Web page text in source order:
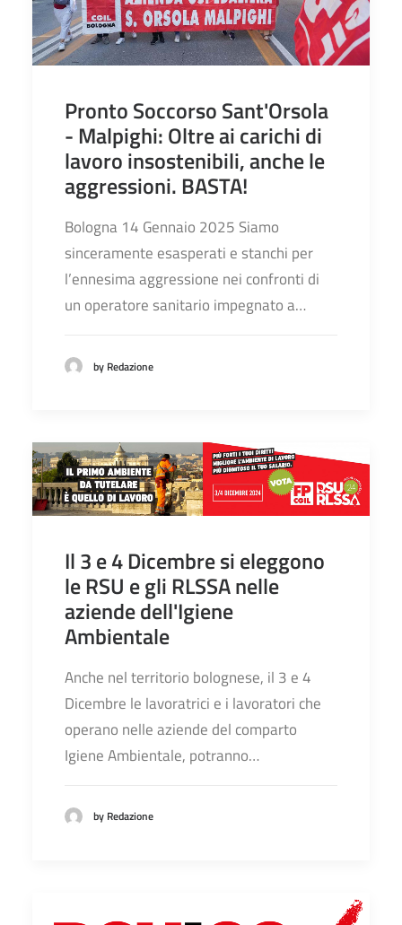
Pronto Soccorso Sant'Orsola
- Malpighi: Oltre ai carichi di
lavoro insostenibili, anche le
aggressioni. BASTA!
Bologna 14 Gennaio 2025 Siamo
sinceramente esasperati e stanchi per
l’ennesima aggressione nei confronti di
un operatore sanitario impegnato a…
by Redazione
Il 3 e 4 Dicembre si eleggono
le RSU e gli RLSSA nelle
aziende dell'Igiene
Ambientale
Anche nel territorio bolognese, il 3 e 4
Dicembre le lavoratrici e i lavoratori che
operano nelle aziende del comparto
Igiene Ambientale, potranno…
by Redazione